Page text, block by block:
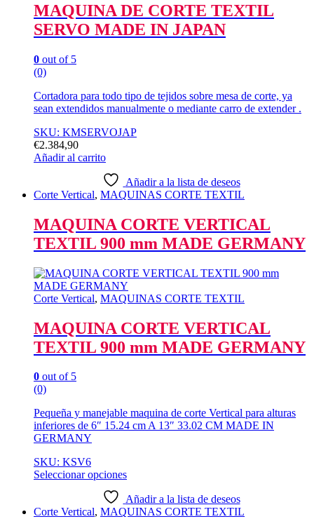
MAQUINA DE CORTE TEXTIL
SERVO MADE IN JAPAN
0 out of 5
(0)
Cortadora para todo tipo de tejidos sobre mesa de corte, ya
sean extendidos manualmente o mediante carro de extender .
SKU: KMSERVOJAP
€2.384,90
Añadir al carrito
Añadir a la lista de deseos
Corte Vertical, MAQUINAS CORTE TEXTIL
MAQUINA CORTE VERTICAL
TEXTIL 900 mm MADE GERMANY
Corte Vertical, MAQUINAS CORTE TEXTIL
MAQUINA CORTE VERTICAL
TEXTIL 900 mm MADE GERMANY
0 out of 5
(0)
Pequeña y manejable maquina de corte Vertical para alturas
inferiores de 6″ 15.24 cm A 13″ 33.02 CM MADE IN
GERMANY
SKU: KSV6
Seleccionar opciones
tiene
Añadir a la lista de deseos
Corte Vertical, MAQUINAS CORTE TEXTIL